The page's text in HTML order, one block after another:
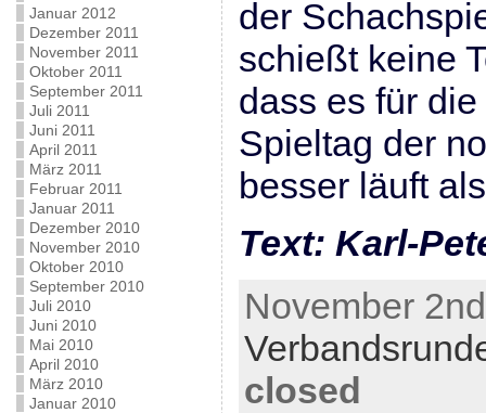
Januar 2012
Dezember 2011
November 2011
Oktober 2011
September 2011
Juli 2011
Juni 2011
April 2011
März 2011
Februar 2011
Januar 2011
Dezember 2010
November 2010
Oktober 2010
September 2010
Juli 2010
Juni 2010
Mai 2010
April 2010
März 2010
Januar 2010
der
schießt keine
dass es für
Spieltag der
besser läuft
Text: Karl-
November
closed